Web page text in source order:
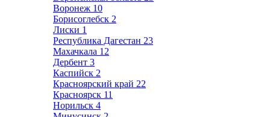
Воронеж 10
Борисоглебск 2
Лиски 1
Республика Дагестан 23
Махачкала 12
Дербент 3
Каспийск 2
Красноярский край 22
Красноярск 11
Норильск 4